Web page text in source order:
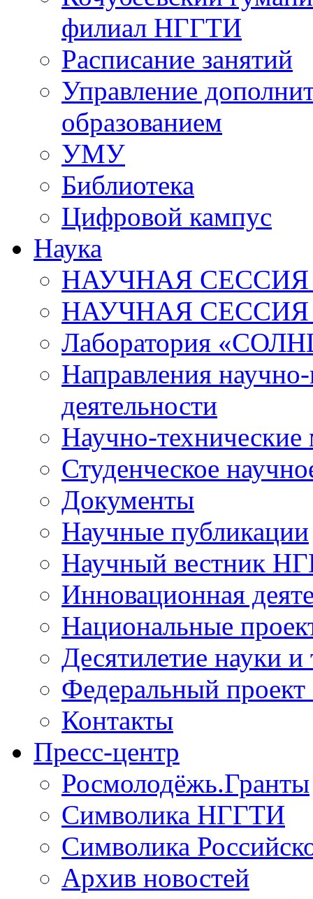
филиал НГГТИ
Расписание занятий
Управление
образованием
УМУ
Библиотека
Цифровой кампус
Наука
НАУЧНАЯ СЕССИЯ
НАУЧНАЯ
Лаборатория
Направления научно-
деятельности
Научно-технические
Студенческое
Документы
Научные публикации
Научный вестник
Инновационная
Национальные
Десятилетие науки и
Федеральный
Контакты
Пресс-центр
Росмолодёжь.Гранты
Символика НГГТИ
Символика
Архив новостей